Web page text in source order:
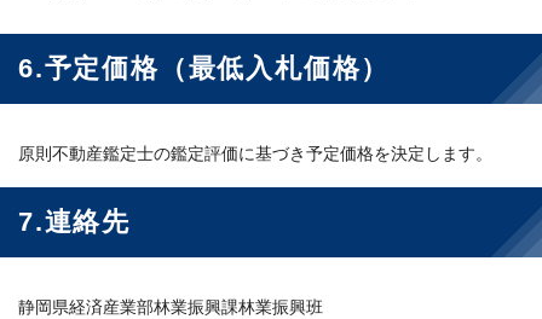
6.予定価格（最低入札価格）
原則不動産鑑定士の鑑定評価に基づき予定価格を決定します。
7.連絡先
静岡県経済産業部林業振興課林業振興班